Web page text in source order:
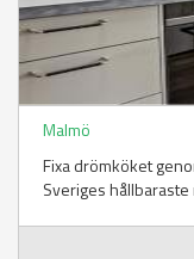
Malmö
Fixa drömköket
Sveriges